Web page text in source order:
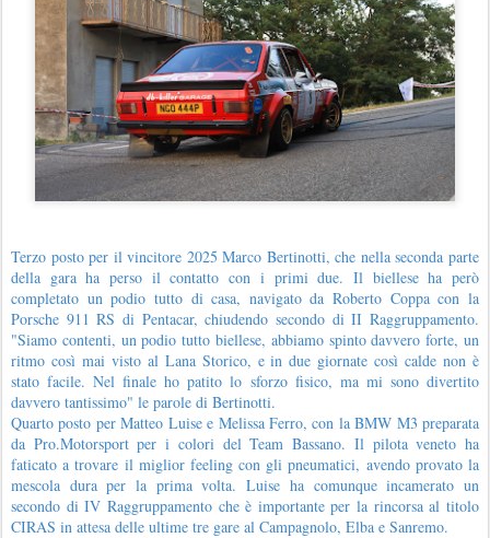
Terzo posto per il vincitore 2025 Marco Bertinotti, che nella seconda parte
della gara ha perso il contatto con i primi due. Il biellese ha però
completato un podio tutto di casa, navigato da Roberto Coppa con la
Porsche 911 RS di Pentacar, chiudendo secondo di II Raggruppamento.
"Siamo contenti, un podio tutto biellese, abbiamo spinto davvero forte, un
ritmo così mai visto al Lana Storico, e in due giornate così calde non è
stato facile. Nel finale ho patito lo sforzo fisico, ma mi sono divertito
davvero tantissimo" le parole di Bertinotti.
Quarto posto per Matteo Luise e Melissa Ferro, con la BMW M3 preparata
da Pro.Motorsport per i colori del Team Bassano. Il pilota veneto ha
faticato a trovare il miglior feeling con gli pneumatici, avendo provato la
mescola dura per la prima volta. Luise ha comunque incamerato un
secondo di IV Raggruppamento che è importante per la rincorsa al titolo
CIRAS in attesa delle ultime tre gare al Campagnolo, Elba e Sanremo.